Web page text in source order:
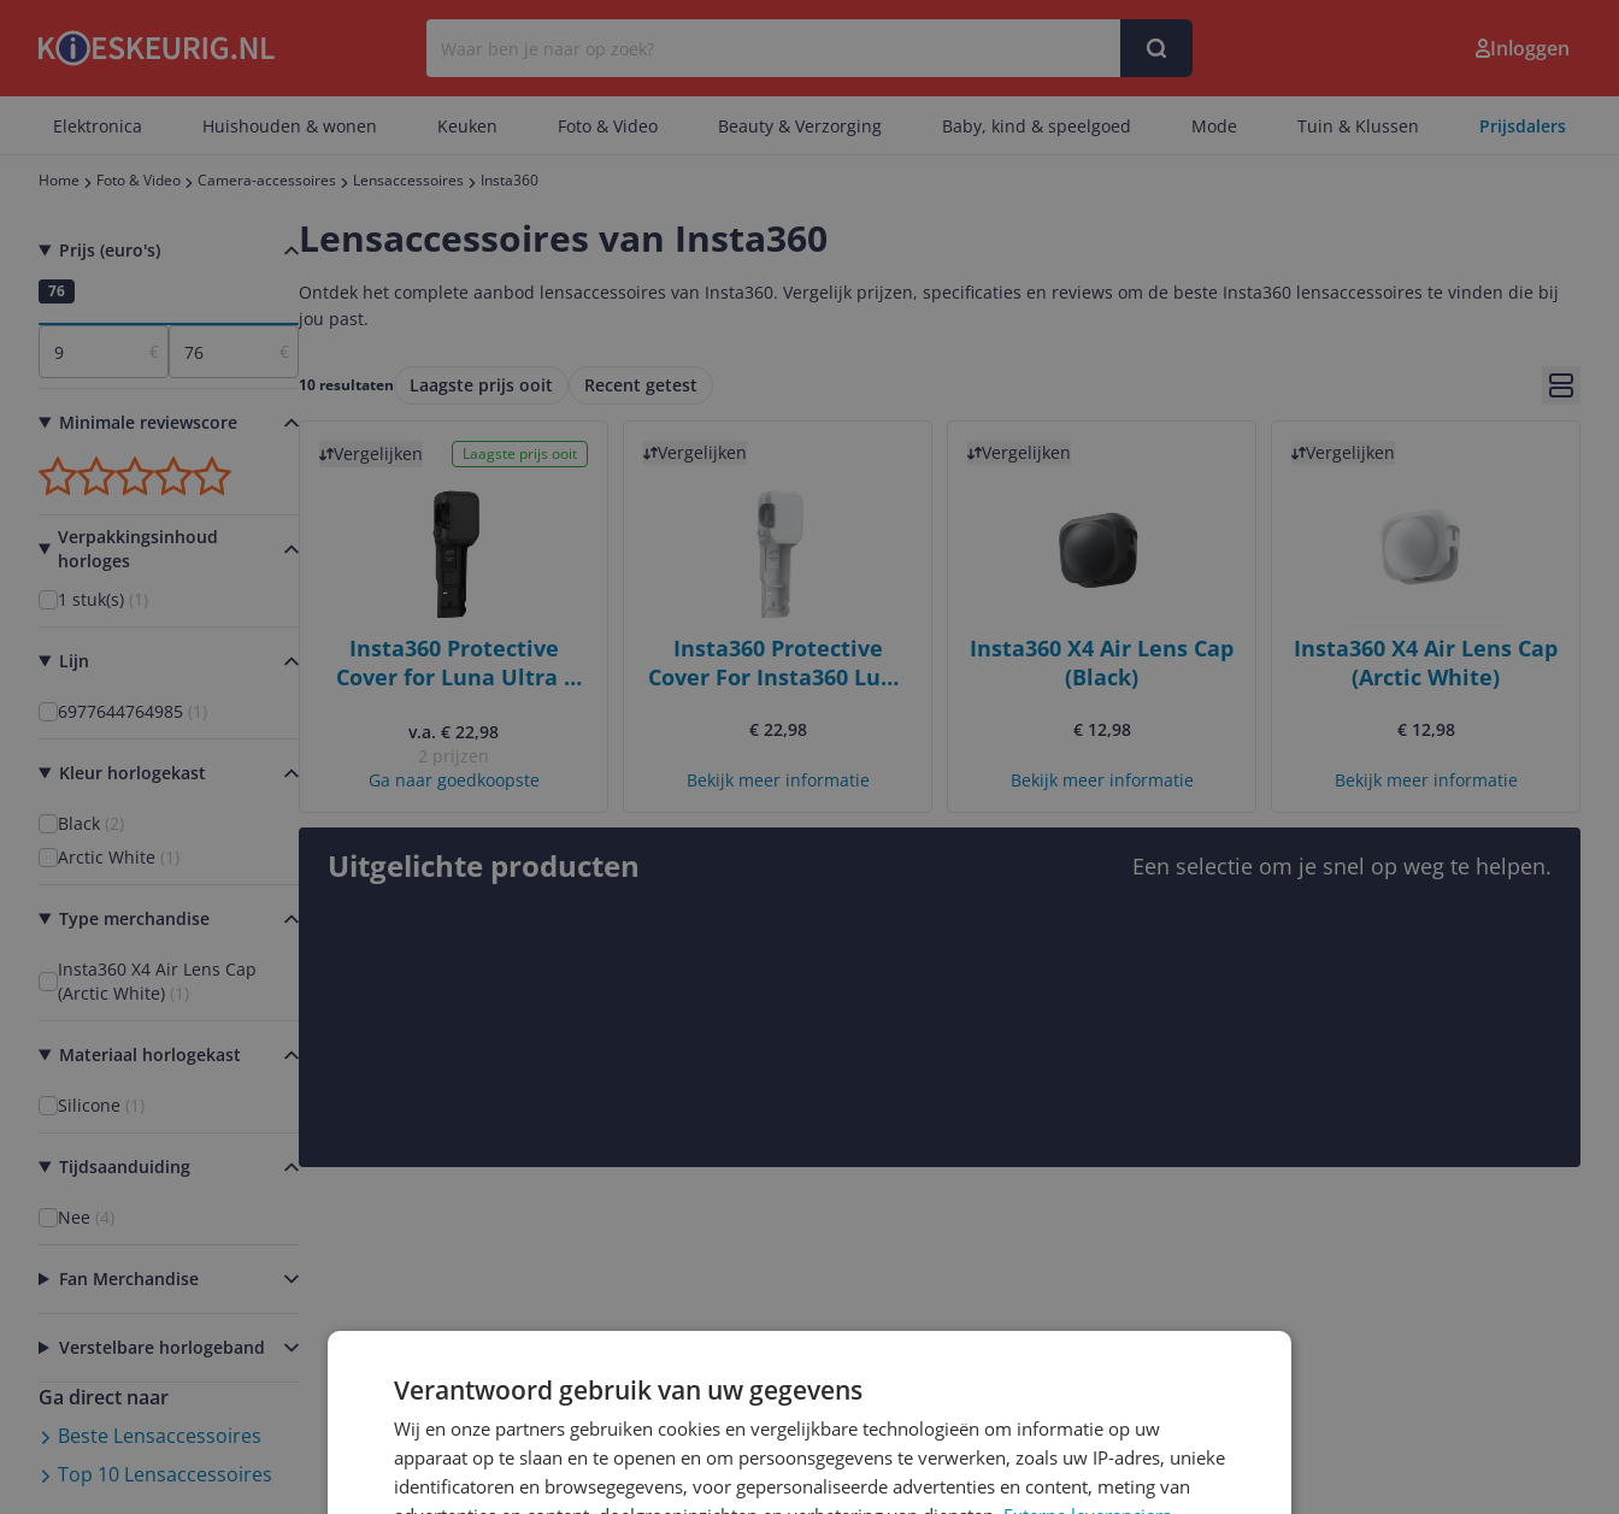
Er zijn geen categorieën gevonden.
Inloggen
Elektronica Huishouden & wonen Keuken Foto & Video Beauty & Verzorging Baby, kind & speelgoed Mode Tuin & Klussen Prijsdalers
Home Foto & Video Camera-accessoires Lensaccessoires Insta360
Prijs (euro's)
9
76
€ €
Minimale reviewscore
Verpakkingsinhoud
horloges
1 stuk(s) (1 )
Lijn
6977644764985 (1 )
Kleur horlogekast
Black (2)
Arctic White (1 )
Type merchandise
Insta360 X4 Air Lens Cap
(Arctic White) (1 )
Materiaal horlogekast
Silicone (1 )
Tijdsaanduiding
Nee (4)
Fan Merchandise
Verstelbare horlogeband
Ga direct naar
Beste Lensaccessoires
Top 10 Lensaccessoires
Lensaccessoires van Insta360
Ontdek het complete aanbod lensaccessoires van Insta360. Vergelijk prijzen, specificaties en reviews om de beste Insta360 lensaccessoires te vinden die bij
jou past.
10 resultaten Laagste prijs ooit Recent getest
Vergelijken Laagste prijs ooit
Insta360 Protective
Cover for Luna Ultra -
v.a. € 22,98
2 prijzen
Ga naar goedkoopste
Vergelijken
Insta360 Protective
Cover For Insta360 Luna
€ 22,98
Bekijk meer informatie
Vergelijken
Insta360 X4 Air Lens Cap
(Black)
€ 12,98
Bekijk meer informatie
Vergelijken
Insta360 X4 Air Lens Cap
(Arctic White)
€ 12,98
Bekijk meer informatie
Uitgelichte producten Een selectie om je snel op weg te helpen.
Verantwoord gebruik van uw gegevens
Wij en onze partners gebruiken cookies en vergelijkbare technologieën om informatie op uw
apparaat op te slaan en te openen en om persoonsgegevens te verwerken, zoals uw IP-adres, unieke
identificatoren en browsegegevens, voor gepersonaliseerde advertenties en content, meting van